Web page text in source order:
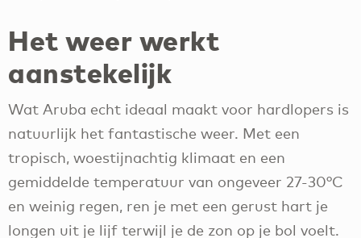
Het weer werkt
aanstekelijk
Wat Aruba echt ideaal maakt voor hardlopers is
natuurlijk het fantastische weer. Met een
tropisch, woestijnachtig klimaat en een
gemiddelde temperatuur van ongeveer 27-30°C
en weinig regen, ren je met een gerust hart je
longen uit je lijf terwijl je de zon op je bol voelt.